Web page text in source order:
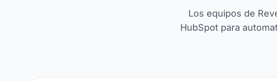
Los equipos de
HubSpot para